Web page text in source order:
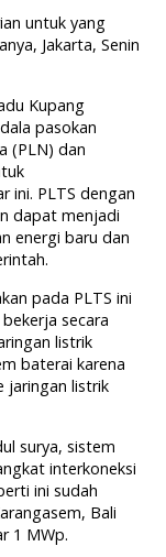
untuk yang
Jakarta, Senin
Kupang
pasokan
(PLN) dan
ini. PLTS dengan
dapat menjadi
energi baru dan
pada PLTS ini
secara
listrik
baterai karena
jaringan listrik
surya, sistem
interkoneksi
ini sudah
Bali
1 MWp.